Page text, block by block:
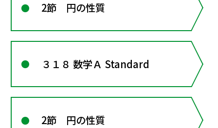
2節 円の性質
３１８ 数学Ａ Standard
2節 円の性質